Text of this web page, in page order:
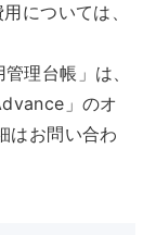
については、
理台帳」は、
」のオ
はお問い合わ